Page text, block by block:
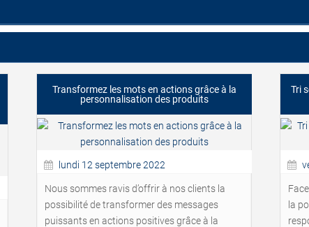
Transformez les mots en actions grâce à la
personnalisation des produits
lundi 12 septembre 2022
Nous sommes ravis d’offrir à nos clients la
possibilité de transformer des messages
puissants en actions positives grâce à la
Tri
la